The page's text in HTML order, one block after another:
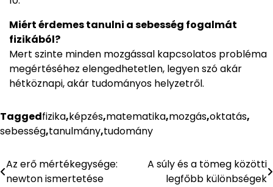
Miért érdemes tanulni a sebesség fogalmát
fizikából?
Mert szinte minden mozgással kapcsolatos probléma
megértéséhez elengedhetetlen, legyen szó akár
hétköznapi, akár tudományos helyzetről.
Taggedfizika,képzés,matematika,mozgás,oktatás,
sebesség,tanulmány,tudomány
Bejegyzés
Az erő mértékegysége:
newton ismertetése
A súly és a tömeg közötti
legfőbb különbségek